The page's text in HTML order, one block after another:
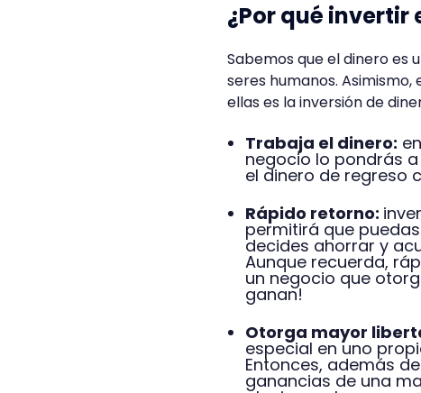
¿Por qué invertir
Sabemos que el dinero es
seres humanos.
ellas es la inversión de
Trabaja el dinero:
negocio lo pondrás
el dinero de regreso
Rápido retorno:
permitirá que
decides ahorrar y
Aunque recuerda,
un negocio que
ganan!
Otorga mayor
especial en uno
Entonces, además
ganancias de una